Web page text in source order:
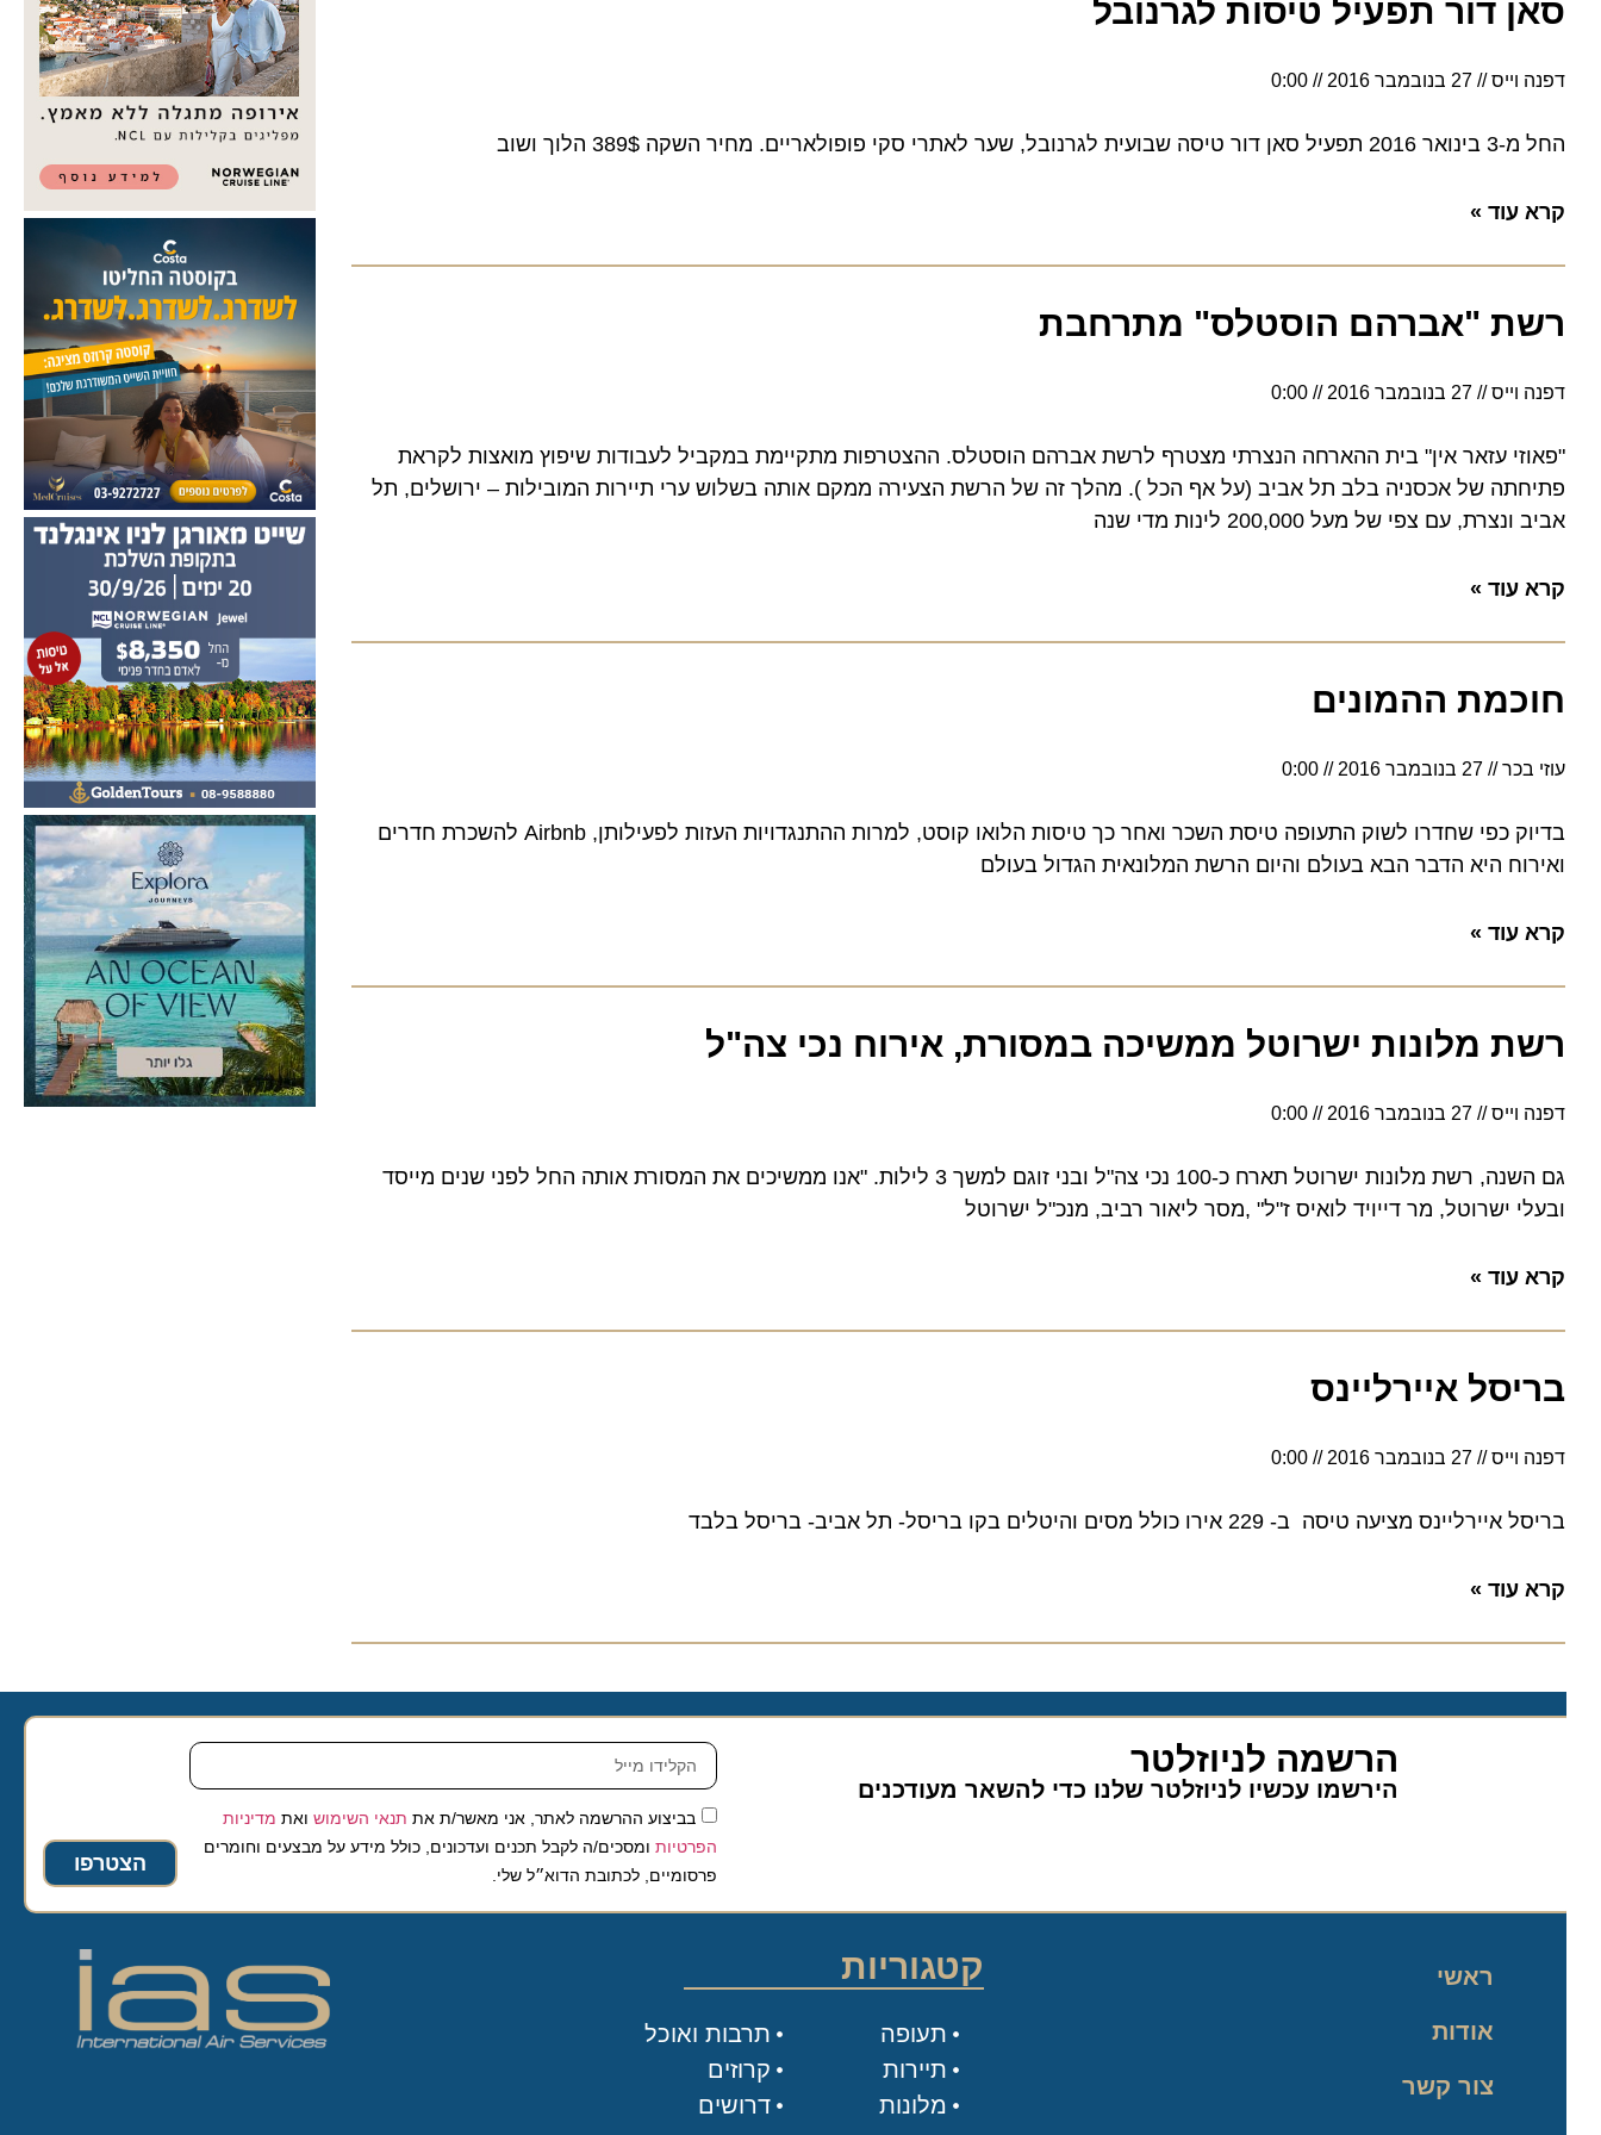
סאן דור תפעיל טיסות לגרנובל
דפנה וייס 27 בנובמבר 2016 0:00
החל מ-3 בינואר 2016 תפעיל סאן דור טיסה שבועית לגרנובל, שער לאתרי סקי פופולאריים. מחיר השקה 389$ הלוך ושוב
קרא עוד »
רשת "אברהם הוסטלס" מתרחבת
דפנה וייס 27 בנובמבר 2016 0:00
"פאוזי עזאר אין" בית ההארחה הנצרתי מצטרף לרשת אברהם הוסטלס. ההצטרפות מתקיימת במקביל לעבודות שיפוץ מואצות לקראת
פתיחתה של אכסניה בלב תל אביב (על אף הכל ). מהלך זה של הרשת הצעירה ממקם אותה בשלוש ערי תיירות המובילות – ירושלים, תל
אביב ונצרת, עם צפי של מעל 200,000 לינות מדי שנה
קרא עוד »
חוכמת ההמונים
עוזי בכר 27 בנובמבר 2016 0:00
בדיוק כפי שחדרו לשוק התעופה טיסת השכר ואחר כך טיסות הלואו קוסט, למרות ההתנגדויות העזות לפעילותן, Airbnb להשכרת חדרים
ואירוח היא הדבר הבא בעולם והיום הרשת המלונאית הגדול בעולם
קרא עוד »
רשת מלונות ישרוטל ממשיכה במסורת, אירוח נכי צה"ל
דפנה וייס 27 בנובמבר 2016 0:00
גם השנה, רשת מלונות ישרוטל תארח כ-100 נכי צה"ל ובני זוגם למשך 3 לילות. "אנו ממשיכים את המסורת אותה החל לפני שנים מייסד
ובעלי ישרוטל, מר דייויד לואיס ז"ל" ,מסר ליאור רביב, מנכ"ל ישרוטל
קרא עוד »
בריסל איירליינס
דפנה וייס 27 בנובמבר 2016 0:00
בריסל איירליינס מציעה טיסה ב- 229 אירו כולל מסים והיטלים בקו בריסל- תל אביב- בריסל בלבד
קרא עוד »
הרשמה לניוזלטר
הירשמו עכשיו לניוזלטר שלנו כדי להשאר מעודכנים
בביצוע ההרשמה לאתר, אני מאשר/ת אתתנאי השימושואת מדיניות
הפרטיותומסכים/ה לקבל תכנים ועדכונים, כולל מידע על מבצעים וחומרים
פרסומיים, לכתובת הדוא״ל שלי.
הצטרפו
ראשי
אודות
צור קשר
קטגוריות
תעופה
תיירות
מלונות
תרבות ואוכל
קרוזים
דרושים